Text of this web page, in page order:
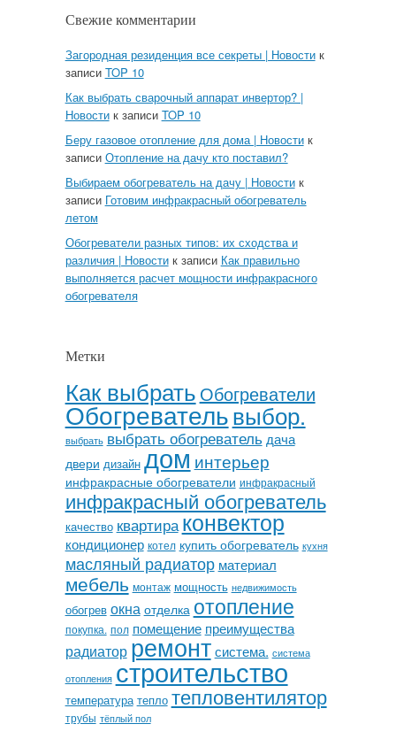
Свежие комментарии
Загородная резиденция все секреты | Новостик
записи TOP 10
Как выбрать сварочный аппарат инвертор? |
Новостик записи TOP 10
Беру газовое отопление для дома | Новостик
записи Отопление на дачу кто поставил?
Выбираем обогреватель на дачу | Новостик
записи Готовим инфракрасный обогреватель
летом
Обогреватели разных типов: их сходства и
различия | Новостик записи Как правильно
выполняется расчет мощности инфракрасного
обогревателя
Метки
Как выбрать Обогреватели
Обогревательвыбор.
выбрать выбрать обогреватель дача
двери дизайн дом интерьер
инфракрасные обогреватели инфракрасный
инфракрасный обогреватель
качество квартираконвектор
кондиционер котел купить обогреватель кухня
масляный радиатор материал
мебель монтаж мощность недвижимость
обогрев окна отделка отопление
покупка. пол помещение преимущества
радиатор ремонт система. система
отопления строительство
температура тепло тепловентилятор
трубы тёплый пол